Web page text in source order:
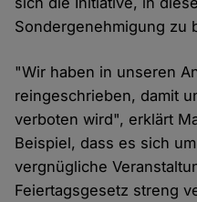
Sondergenehmigung zu
"Wir haben in unseren
reingeschrieben, damit
verboten wird", erklärt
Beispiel, dass es sich
vergnügliche
Feiertagsgesetz streng